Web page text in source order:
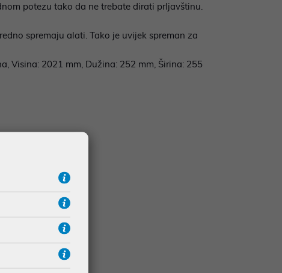
potezu tako da ne trebate dirati prljavštinu.
spremaju alati. Tako je uvijek spreman za
Visina: 2021 mm, Dužina: 252 mm, Širina: 255